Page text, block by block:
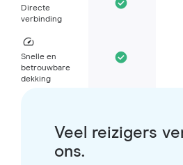
Directe
verbinding
Snelle en
betrouwbare
dekking
Veel reizigers
ons.